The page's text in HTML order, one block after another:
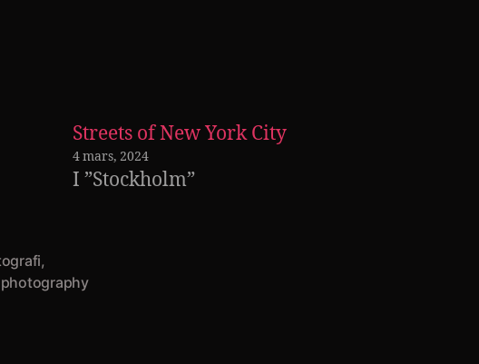
Streets of New York City
4 mars, 2024
I ”Stockholm”
,